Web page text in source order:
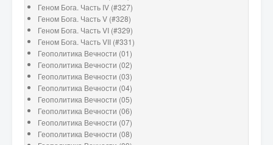
Геном Бога. Часть IV (#327)
Геном Бога. Часть V (#328)
Геном Бога. Часть VI (#329)
Геном Бога. Часть VII (#331)
Геополитика Вечности (01)
Геополитика Вечности (02)
Геополитика Вечности (03)
Геополитика Вечности (04)
Геополитика Вечности (05)
Геополитика Вечности (06)
Геополитика Вечности (07)
Геополитика Вечности (08)